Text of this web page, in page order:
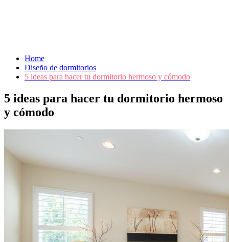
Home
Diseño de dormitorios
5 ideas para hacer tu dormitorio hermoso y cómodo
5 ideas para hacer tu dormitorio hermoso
y cómodo